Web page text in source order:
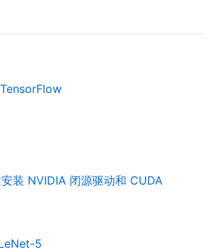
装 NVIDIA 闭源驱动和 CUDA
5